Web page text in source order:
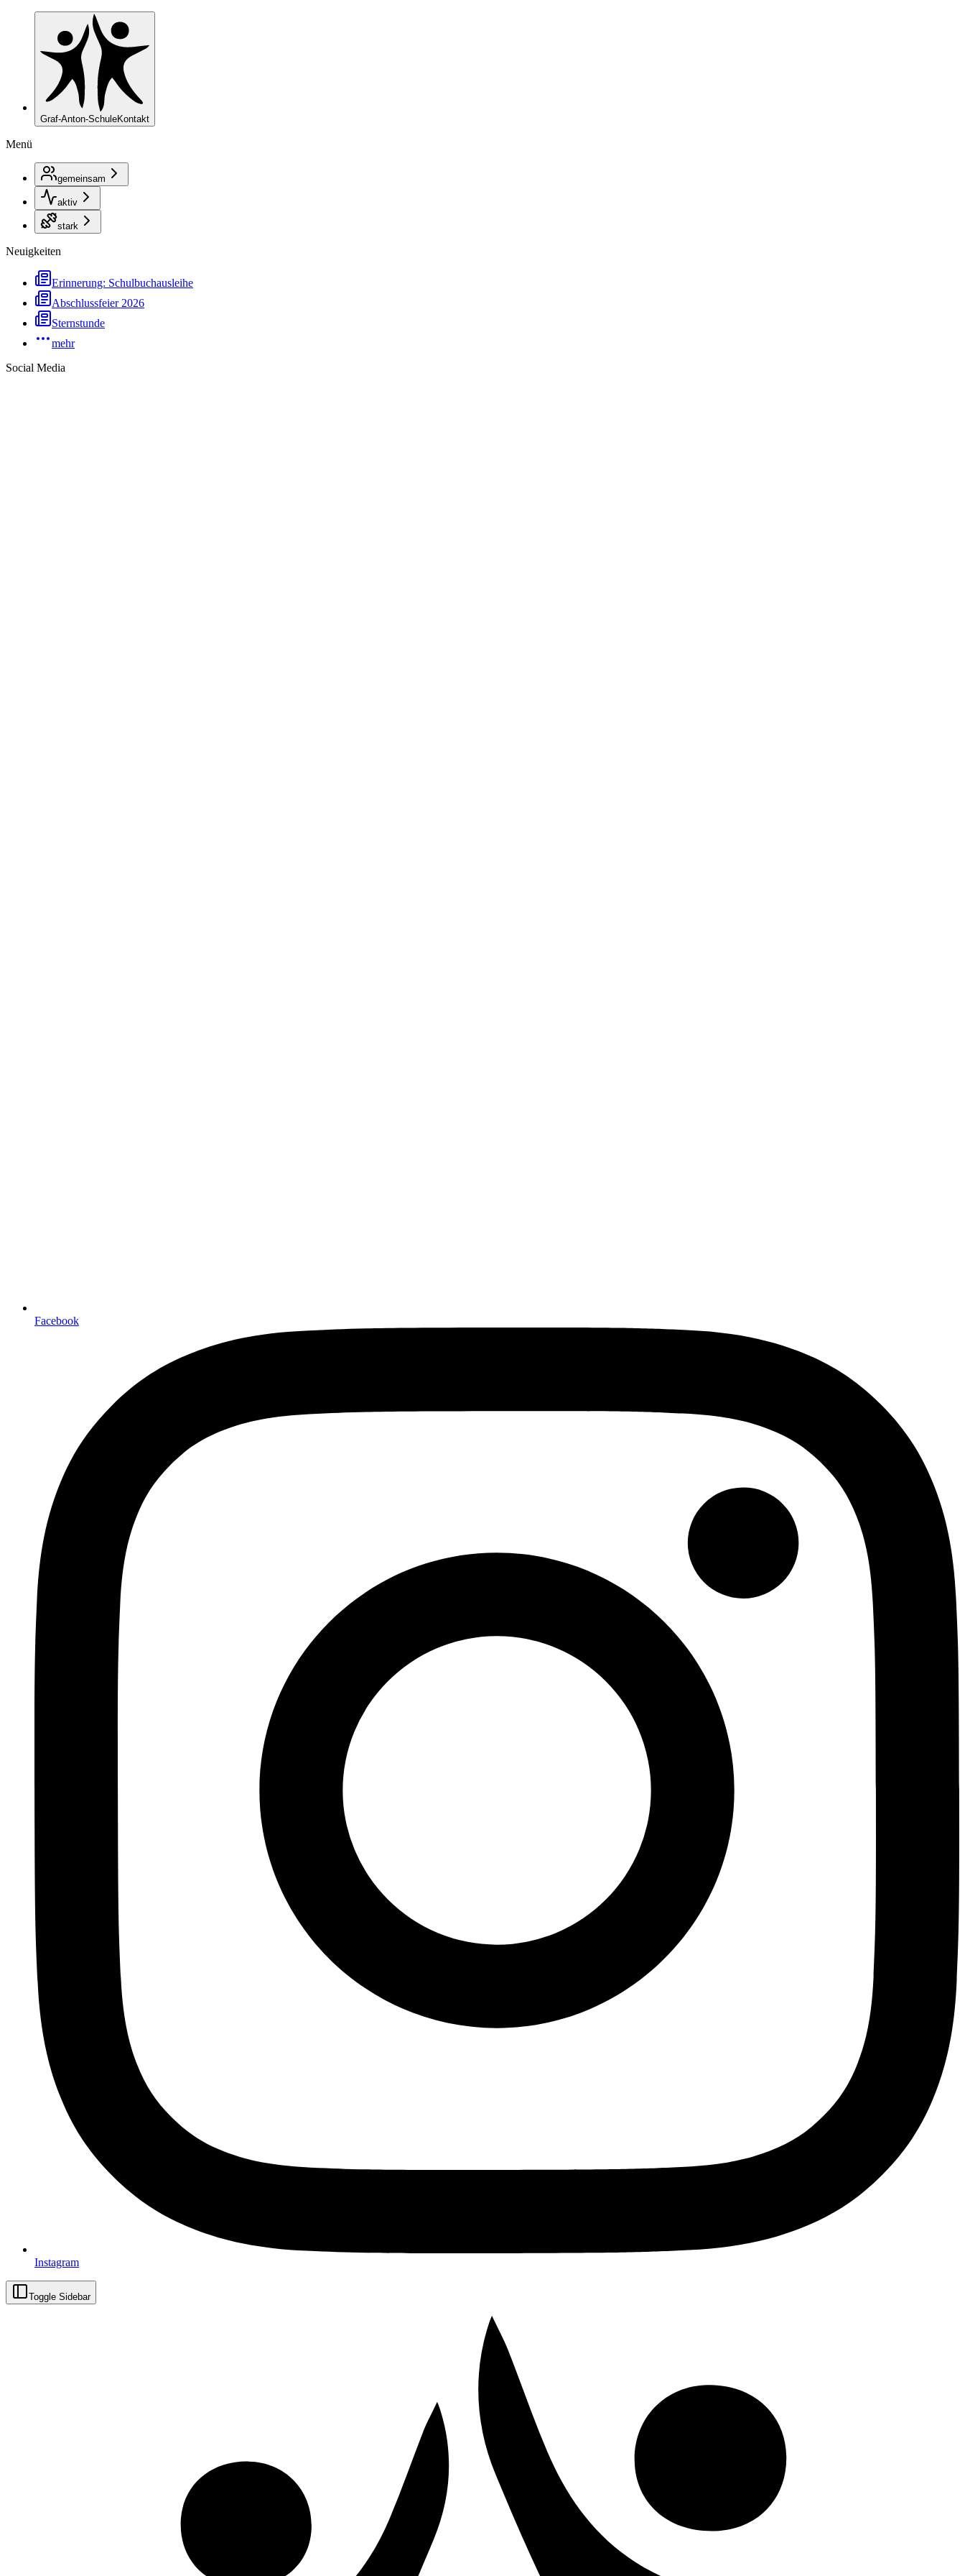
Graf-Anton-SchuleKontakt
Menü
gemeinsam
aktiv
stark
Neuigkeiten
Erinnerung: Schulbuchausleihe
Abschlussfeier 2026
Sternstunde
mehr
Social Media
Facebook
Instagram
Toggle Sidebar